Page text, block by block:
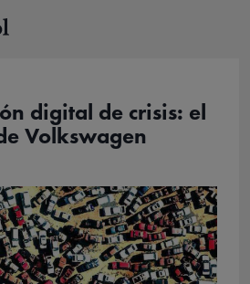
digital de crisis: el
Volkswagen